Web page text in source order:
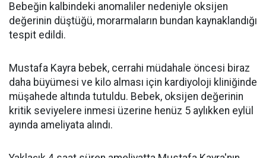
Bebeğin kalbindeki anomaliler nedeniyle oksijen
değerinin düştüğü, morarmaların bundan kaynaklandığı
tespit edildi.
Mustafa Kayra bebek, cerrahi müdahale öncesi biraz
daha büyümesi ve kilo alması için kardiyoloji kliniğinde
müşahede altında tutuldu. Bebek, oksijen değerinin
kritik seviyelere inmesi üzerine henüz 5 aylıkken eylül
ayında ameliyata alındı.